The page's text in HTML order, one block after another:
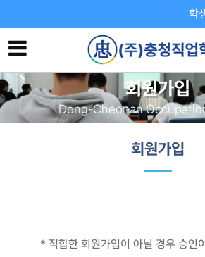
학
회원가입
Dong-Cheonan
회원가입
* 적합한 회원가입이 아닐 경우 승인